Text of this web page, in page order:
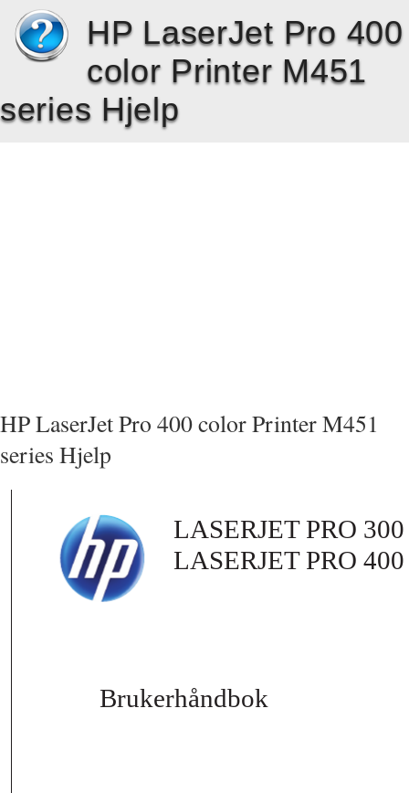
HP LaserJet Pro 400
color Printer M451
series Hjelp
HP LaserJet Pro 400 color Printer M451
series Hjelp
LASERJET PRO
LASERJET PRO
Brukerhåndbok